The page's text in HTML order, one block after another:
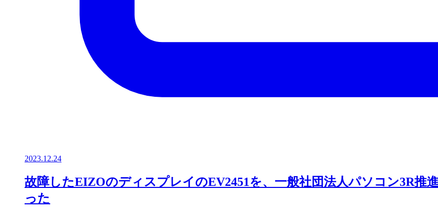
2023.12.24
故障したEIZOのディスプレイのEV2451を、一般社団法人パソコン3R推
った